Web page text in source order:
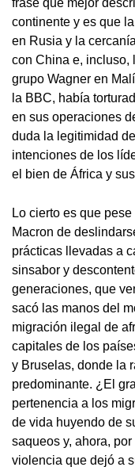
frase que mejor
continente y es que
en Rusia y la
con China e, incluso,
grupo Wagner en
la BBC, había
en sus operaciones
duda la legitimidad
intenciones de los
el bien de África y
Lo cierto es que
Macron de
prácticas llevadas a
sinsabor y
generaciones, que
sacó las manos del
migración ilegal de
capitales de los
y Bruselas, donde la
predominante. ¿El
pertenencia a los
de vida huyendo de
saqueos y, ahora,
violencia que dejó a